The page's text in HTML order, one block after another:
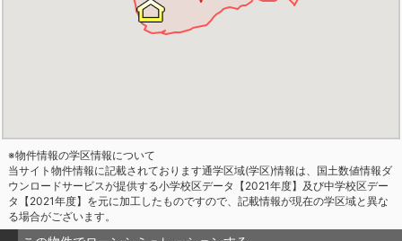
※物件情報の学区情報について
当サイト物件情報に記載されております通学区域(学区)情報は、国土数値情報ダ
ウンロードサービスが提供する小学校区データ【2021年度】及び中学校区デー
タ【2021年度】を元に加工したものですので、記載情報が現在の学区域と異な
る場合がございます。